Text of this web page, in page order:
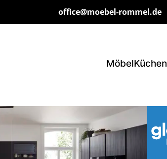
office@moebel-rommel.de
MöbelKüchen